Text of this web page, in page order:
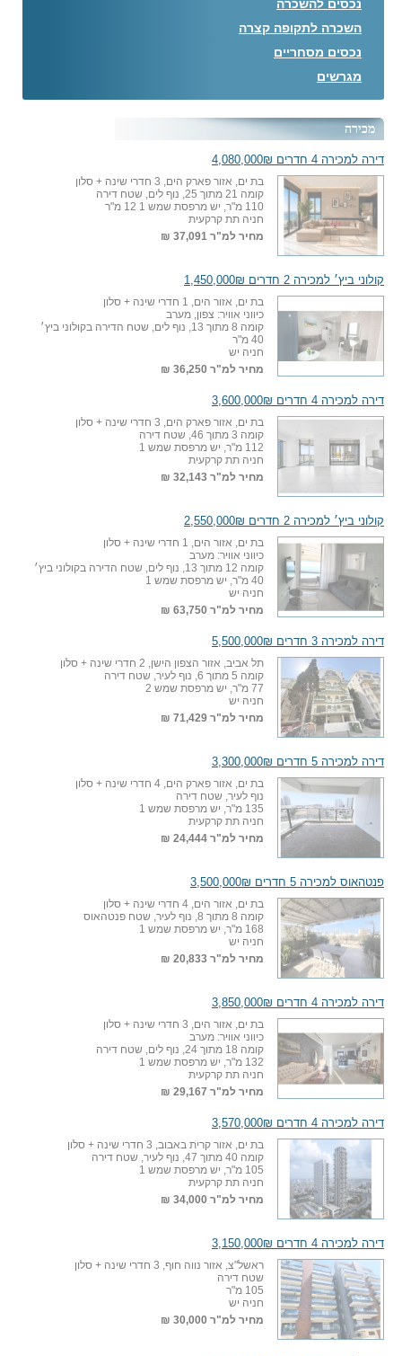
נכסים להשכרה
השכרה לתקופה קצרה
נכסים מסחריים
מגרשים
מכירה
דירה למכירה 4 חדרים 4,080,000₪
בת ים, אזור פארק הים, 3 חדרי שינה + סלון
קומה 21 מתוך 25, נוף לים, שטח דירה
110 מ"ר, יש מרפסת שמש 1 12 מ"ר
חניה תת קרקעית
מחיר למ"ר 37,091 ₪
קולוני ביץ׳ למכירה 2 חדרים 1,450,000₪
בת ים, אזור הים, 1 חדרי שינה + סלון
כיווני אוויר: צפון, מערב
קומה 8 מתוך 13, נוף לים, שטח הדירה בקולוני ביץ׳
40 מ"ר
חניה יש
מחיר למ"ר 36,250 ₪
דירה למכירה 4 חדרים 3,600,000₪
בת ים, אזור פארק הים, 3 חדרי שינה + סלון
קומה 3 מתוך 46, שטח דירה
112 מ"ר, יש מרפסת שמש 1
חניה תת קרקעית
מחיר למ"ר 32,143 ₪
קולוני ביץ׳ למכירה 2 חדרים 2,550,000₪
בת ים, אזור הים, 1 חדרי שינה + סלון
כיווני אוויר: מערב
קומה 12 מתוך 13, נוף לים, שטח הדירה בקולוני ביץ׳
40 מ"ר, יש מרפסת שמש 1
חניה יש
מחיר למ"ר 63,750 ₪
דירה למכירה 3 חדרים 5,500,000₪
תל אביב, אזור הצפון הישן, 2 חדרי שינה + סלון
קומה 5 מתוך 6, נוף לעיר, שטח דירה
77 מ"ר, יש מרפסת שמש 2
חניה יש
מחיר למ"ר 71,429 ₪
דירה למכירה 5 חדרים 3,300,000₪
בת ים, אזור פארק הים, 4 חדרי שינה + סלון
נוף לעיר, שטח דירה
135 מ"ר, יש מרפסת שמש 1
חניה תת קרקעית
מחיר למ"ר 24,444 ₪
פנטהאוס למכירה 5 חדרים 3,500,000₪
בת ים, אזור הים, 4 חדרי שינה + סלון
קומה 8 מתוך 8, נוף לעיר, שטח פנטהאוס
168 מ"ר, יש מרפסת שמש 1
חניה יש
מחיר למ"ר 20,833 ₪
דירה למכירה 4 חדרים 3,850,000₪
בת ים, אזור הים, 3 חדרי שינה + סלון
כיווני אוויר: מערב
קומה 18 מתוך 24, נוף לים, שטח דירה
132 מ"ר, יש מרפסת שמש 1
חניה תת קרקעית
מחיר למ"ר 29,167 ₪
דירה למכירה 4 חדרים 3,570,000₪
בת ים, אזור קרית באבוב, 3 חדרי שינה + סלון
קומה 40 מתוך 47, נוף לעיר, שטח דירה
105 מ"ר, יש מרפסת שמש 1
חניה תת קרקעית
מחיר למ"ר 34,000 ₪
דירה למכירה 4 חדרים 3,150,000₪
ראשל"צ, אזור נווה חוף, 3 חדרי שינה + סלון
שטח דירה
105 מ"ר
חניה יש
מחיר למ"ר 30,000 ₪